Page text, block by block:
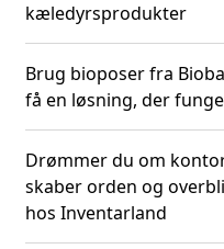
kæledyrsprodukter
Brug bioposer fra
få en løsning, der
Drømmer du om
skaber orden og
hos Inventarland